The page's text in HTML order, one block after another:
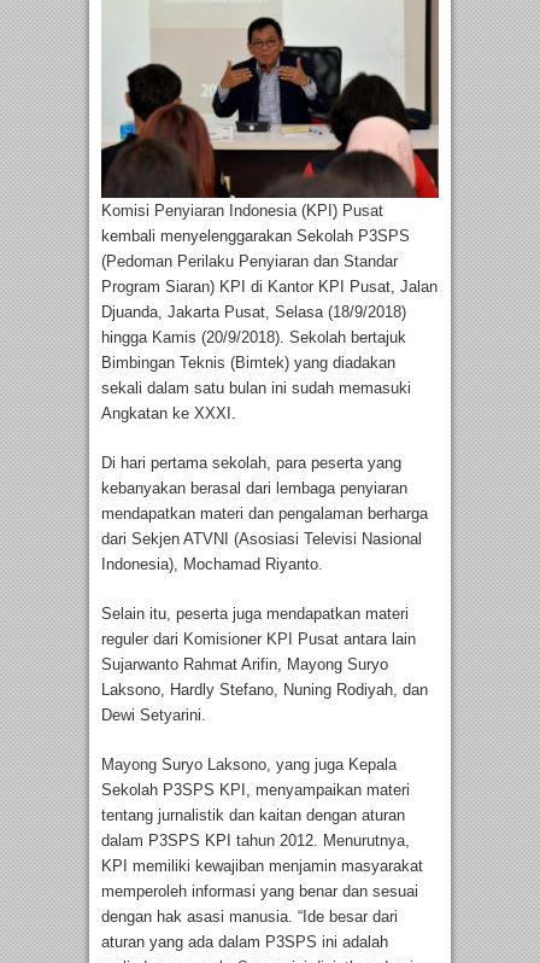
Komisi Penyiaran Indonesia (KPI) Pusat
kembali menyelenggarakan Sekolah P3SPS
(Pedoman Perilaku Penyiaran dan Standar
Program Siaran) KPI di Kantor KPI Pusat, Jalan
Djuanda, Jakarta Pusat, Selasa (18/9/2018)
hingga Kamis (20/9/2018). Sekolah bertajuk
Bimbingan Teknis (Bimtek) yang diadakan
sekali dalam satu bulan ini sudah memasuki
Angkatan ke XXXI.
Di hari pertama sekolah, para peserta yang
kebanyakan berasal dari lembaga penyiaran
mendapatkan materi dan pengalaman berharga
dari Sekjen ATVNI (Asosiasi Televisi Nasional
Indonesia), Mochamad Riyanto.
Selain itu, peserta juga mendapatkan materi
reguler dari Komisioner KPI Pusat antara lain
Sujarwanto Rahmat Arifin, Mayong Suryo
Laksono, Hardly Stefano, Nuning Rodiyah, dan
Dewi Setyarini.
Mayong Suryo Laksono, yang juga Kepala
Sekolah P3SPS KPI, menyampaikan materi
tentang jurnalistik dan kaitan dengan aturan
dalam P3SPS KPI tahun 2012. Menurutnya,
KPI memiliki kewajiban menjamin masyarakat
memperoleh informasi yang benar dan sesuai
dengan hak asasi manusia. “Ide besar dari
aturan yang ada dalam P3SPS ini adalah